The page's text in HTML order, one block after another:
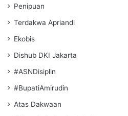
Penipuan
Terdakwa Apriandi
Ekobis
Dishub DKI Jakarta
#ASNDisiplin
#BupatiAmirudin
Atas Dakwaan